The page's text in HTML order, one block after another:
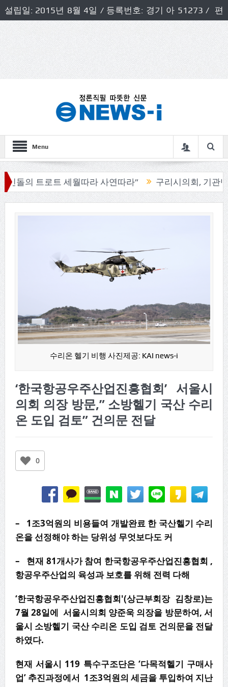
설립일: 2015년 8월 4일 / 등록번호: 경기 아 51273 / 편
집인 및 발행인: 허득천 / 개인정보책임자 및 청소년보호호
책임자: 최상규
Menu
세월따라 사연따라” 구리시의회, 기관단체 방문으로
수리온 헬기 비행 사진제공: KAI news-i
‘한국항공우주산업진흥협회’ 서울시
의회 의장 방문,” 소방헬기 국산 수리
온 도입 검토” 건의문 전달
0
– 1조3억원의 비용들여 개발완료 한 국산헬기 수리
온을 선정해야 하는 당위성 무엇보다도 커
– 현재 81개사가 참여 한국항공우주산업진흥협회 ,
항공우주산업의 육성과 보호를 위해 전력 다해
‘한국항공우주산업진흥협회'(상근부회장 김창로)는
7월 28일에 서울시의회 양준욱 의장을 방문하여, 서
울시 소방헬기 국산 수리온 도입 검토 건의문을 전달
하였다.
현재 서울시 119 특수구조단은 ‘다목적헬기 구매사
업’ 추진과정에서 1조3억원의 세금을 투입하여 지난